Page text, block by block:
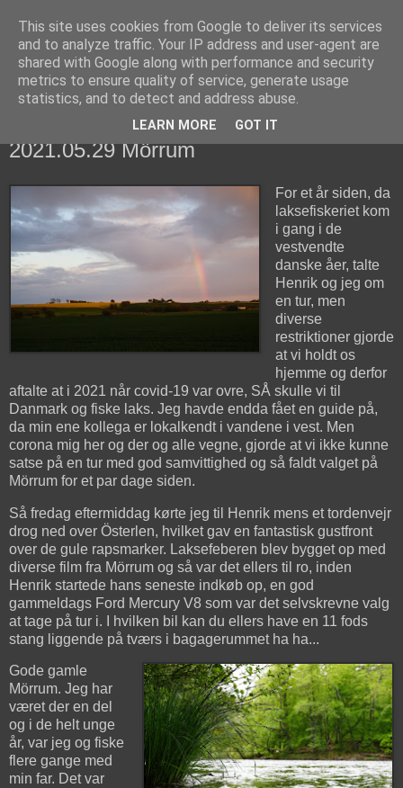
fiskedagbog.dk
Havørredfiskeri, tordenvejr og rav i (en skøn?) tre-enighed
2021.05.29 Mörrum
For et år siden, da
laksefiskeriet kom
i gang i de
vestvendte
danske åer, talte
Henrik og jeg om
en tur, men
diverse
restriktioner gjorde
at vi holdt os
hjemme og derfor
aftalte at i 2021 når covid-19 var ovre, SÅ skulle vi til
Danmark og fiske laks. Jeg havde endda fået en guide på,
da min ene kollega er lokalkendt i vandene i vest. Men
corona mig her og der og alle vegne, gjorde at vi ikke kunne
satse på en tur med god samvittighed og så faldt valget på
Mörrum for et par dage siden.
Så fredag eftermiddag kørte jeg til Henrik mens et tordenvejr
drog ned over Österlen, hvilket gav en fantastisk gustfront
over de gule rapsmarker. Laksefeberen blev bygget op med
diverse film fra Mörrum og så var det ellers til ro, inden
Henrik startede hans seneste indkøb op, en god
gammeldags Ford Mercury V8 som var det selvskrevne valg
at tage på tur i. I hvilken bil kan du ellers have en 11 fods
stang liggende på tværs i bagagerummet ha ha...
Gode gamle
Mörrum. Jeg har
været der en del
og i de helt unge
år, var jeg og fiske
flere gange med
min far. Det var
This site uses cookies from Google to deliver its services
and to analyze traffic. Your IP address and user-agent are
shared with Google along with performance and security
metrics to ensure quality of service, generate usage
statistics, and to detect and address abuse.
LEARN MORE GOT IT